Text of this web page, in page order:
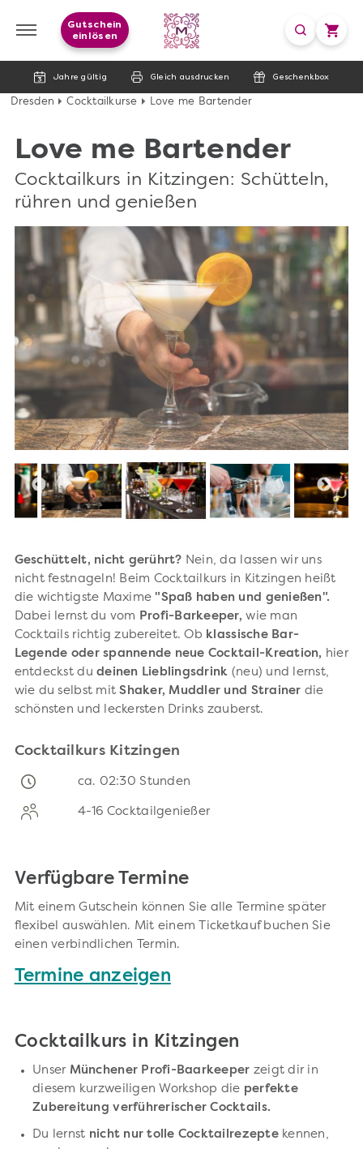
Jahre gültig Gleich ausdrucken Geschenkbox
Gutschein
einlösen
Dresden Cocktailkurse Love me Bartender
Love me Bartender
Cocktailkurs in Kitzingen: Schütteln,
rühren und genießen
Geschüttelt, nicht gerührt? Nein, da lassen wir uns
nicht festnageln! Beim Cocktailkurs in Kitzingen heißt
die wichtigste Maxime "Spaß haben und genießen".
Dabei lernst du vom Profi-Barkeeper, wie man
Cocktails richtig zubereitet. Ob klassische Bar-
Legende oder spannende neue Cocktail-Kreation, hier
entdeckst dudeinen Lieblingsdrink (neu) und lernst,
wie du selbst mitShaker, Muddler und Strainer die
schönsten und leckersten Drinks zauberst.
Cocktailkurs Kitzingen
ca. 02:30 Stunden
4-16 Cocktailgenießer
Verfügbare Termine
Mit einem Gutschein können Sie alle Termine später
flexibel auswählen. Mit einem Ticketkauf buchen Sie
einen verbindlichen Termin.
Termine anzeigen
Cocktailkurs in Kitzingen
Unser Münchener Profi-Baarkeeper zeigt dir in
diesem kurzweiligen Workshop die perfekte
Zubereitung verführerischer Cocktails.
Du lernst nicht nur tolle Cocktailrezeptekennen,